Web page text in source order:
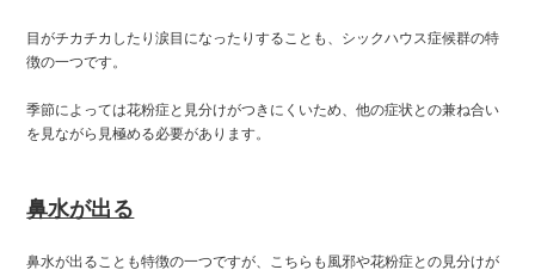
目がチカチカしたり涙目になったりすることも、シックハウス症候群の特
徴の一つです。
季節によっては花粉症と見分けがつきにくいため、他の症状との兼ね合い
を見ながら見極める必要があります。
鼻水が出る
鼻水が出ることも特徴の一つですが、こちらも風邪や花粉症との見分けが